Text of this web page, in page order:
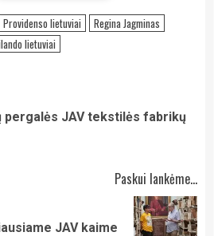
Providenso lietuviai
Regina Jagminas
lietuviai
pergalės JAV tekstilės fabrikų
Paskui lankėme...
JAV kaime